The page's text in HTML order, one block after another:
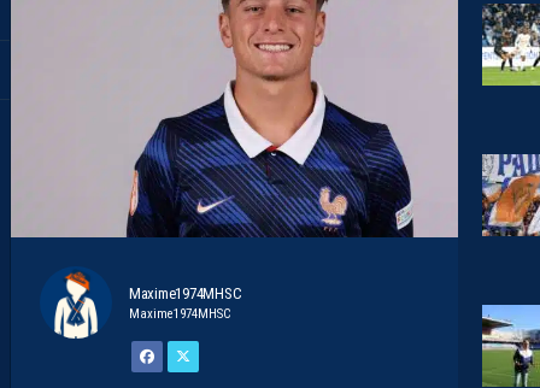
Maxime1974MHSC
Maxime1974MHSC